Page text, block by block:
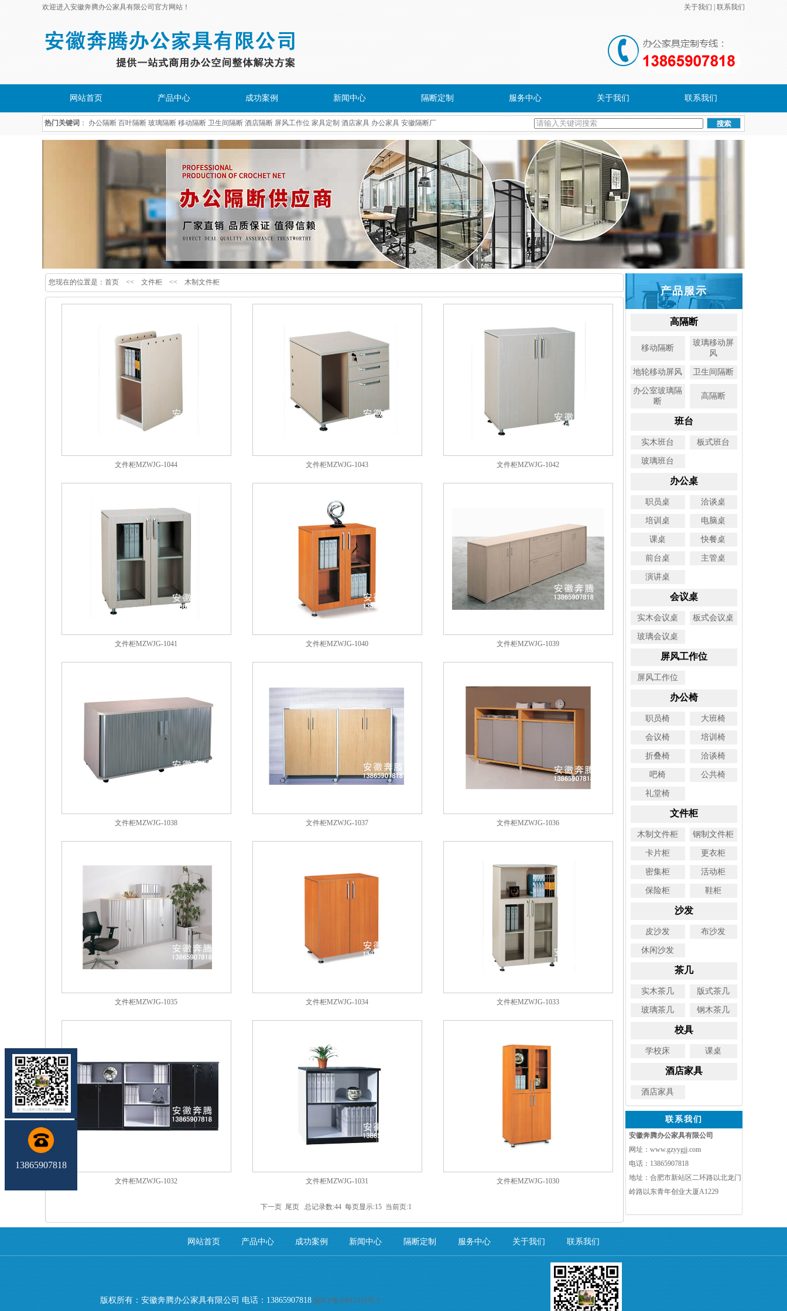
欢迎进入安徽奔腾办公家具有限公司官方网站！ 关于我们 联系我们
网站首页 产品中心 成功案例 新闻中心 隔断定制 服务中心 关于我们 联系我们
热门关键词 ： 办公隔断 百叶隔断 玻璃隔断 移动隔断 卫生间隔断 酒店隔断 屏风工作位 家具定制 酒店家具 办公家具 安徽隔断厂
您现在的位置是： 首页<< 文件柜<< 木制文件柜
文件柜MZWJG-1044 文件柜MZWJG-1043 文件柜MZWJG-1042
文件柜MZWJG-1041 文件柜MZWJG-1040 文件柜MZWJG-1039
文件柜MZWJG-1038 文件柜MZWJG-1037 文件柜MZWJG-1036
文件柜MZWJG-1035 文件柜MZWJG-1034 文件柜MZWJG-1033
文件柜MZWJG-1032 文件柜MZWJG-1031 文件柜MZWJG-1030
下一页 尾页 总记录数:44 每页显示:15 当前页:1
产品服示
高隔断
移动隔断
玻璃移动屏
风
地轮移动屏风 卫生间隔断
办公室玻璃隔
断
高隔断
班台
实木班台 板式班台
玻璃班台
办公桌
职员桌 洽谈桌
培训桌 电脑桌
课桌 快餐桌
前台桌 主管桌
演讲桌
会议桌
实木会议桌 板式会议桌
玻璃会议桌
屏风工作位
屏风工作位
办公椅
职员椅 大班椅
会议椅 培训椅
折叠椅 洽谈椅
吧椅 公共椅
礼堂椅
文件柜
木制文件柜 钢制文件柜
卡片柜 更衣柜
密集柜 活动柜
保险柜 鞋柜
沙发
皮沙发 布沙发
休闲沙发
茶几
实木茶几 版式茶几
玻璃茶几 钢木茶几
校具
学校床 课桌
酒店家具
酒店家具
联系我们
安徽奔腾办公家具有限公司
网址：www.gzyygjj.com
电话：13865907818
地址：合肥市新站区二环路以北龙门
岭路以东青年创业大厦A1229
网站首页 产品中心 成功案例 新闻中心 隔断定制 服务中心 关于我们 联系我们
版权所有：安徽奔腾办公家具有限公司 电话：13865907818 皖ICP备19013318号-2
13865907818